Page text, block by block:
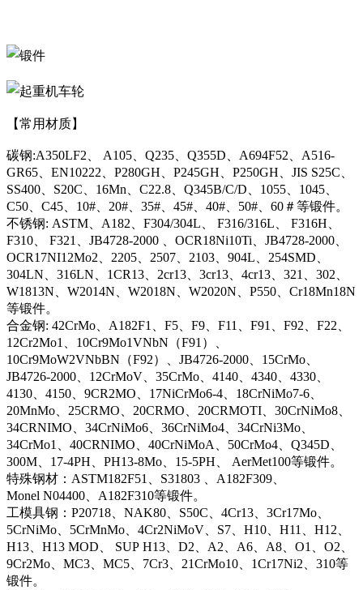
【常用材质】
碳钢:A350LF2、 A105、Q235、Q355D、A694F52、A516-
GR65、EN10222、P280GH、P245GH、P250GH、JIS S25C、
SS400、S20C、16Mn、C22.8、Q345B/C/D、1055、1045、
C50、C45、10#、20#、35#、45#、40#、50#、60＃等锻件。
不锈钢: ASTM、A182、F304/304L、 F316/316L、 F316H、
F310、 F321、JB4728-2000 、OCR18Ni10Ti、JB4728-2000、
OCR17NI12Mo2、2205、2507、2103、904L、254SMD、
304LN、316LN、1CR13、2cr13、3cr13、4cr13、321、302、
W1813N、W2014N、W2018N、W2020N、P550、Cr18Mn18N
等锻件。
合金钢: 42CrMo、A182F1、F5、F9、F11、F91、F92、F22、
12Cr2Mo1、10Cr9Mo1VNbN（F91）、
10Cr9MoW2VNbBN（F92）、JB4726-2000、15CrMo、
JB4726-2000、12CrMoV、35CrMo、4140、4340、4330、
4130、4150、9CR2MO、17NiCrMo6-4、18CrNiMo7-6、
20MnMo、25CRMO、20CRMO、20CRMOTI、30CrNiMo8、
34CRNIMO、34CrNiMo6、36CrNiMo4、34CrNi3Mo、
34CrMo1、40CRNIMO、40CrNiMoA、50CrMo4、Q345D、
300M、17-4PH、PH13-8Mo、15-5PH、 AerMet100等锻件。
特殊钢材：ASTM182F51、S31803 、A182F309、
Monel N04400、A182F310等锻件。
工模具钢：P20718、NAK80、S50C、4Cr13、3Cr17Mo、
5CrNiMo、5CrMnMo、4Cr2NiMoV、S7、H10、H11、H12、
H13、H13 MOD、 SUP H13、D2、A2、A6、A8、O1、O2、
9Cr2Mo、MC3、MC5、7Cr3、21CrMo10、1Cr17Ni2、310等
锻件。